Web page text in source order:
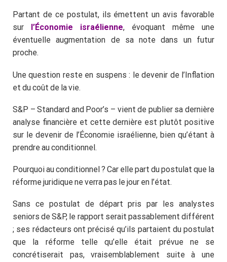
Partant de ce postulat, ils émettent un avis favorable
sur l’Économie israélienne, évoquant même une
éventuelle augmentation de sa note dans un futur
proche.
Une question reste en suspens : le devenir de l’Inflation
et du coût de la vie.
S&P – Standard and Poor’s – vient de publier sa dernière
analyse financière et cette dernière est plutôt positive
sur le devenir de l’Économie israélienne, bien qu’étant à
prendre au conditionnel.
Pourquoi au conditionnel ? Car elle part du postulat que la
réforme juridique ne verra pas le jour en l’état.
Sans ce postulat de départ pris par les analystes
seniors de S&P, le rapport serait passablement différent
; ses rédacteurs ont précisé qu’ils partaient du postulat
que la réforme telle qu’elle était prévue ne se
concrétiserait pas, vraisemblablement suite à une